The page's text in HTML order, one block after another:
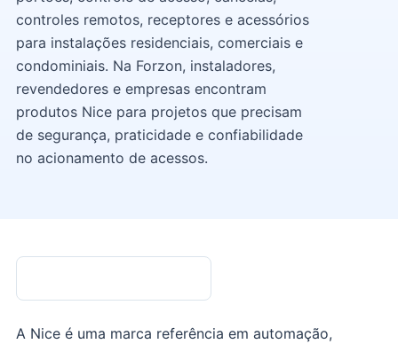
controles remotos, receptores e acessórios
para instalações residenciais, comerciais e
condominiais. Na Forzon, instaladores,
revendedores e empresas encontram
produtos Nice para projetos que precisam
de segurança, praticidade e confiabilidade
no acionamento de acessos.
A Nice é uma marca referência em automação,